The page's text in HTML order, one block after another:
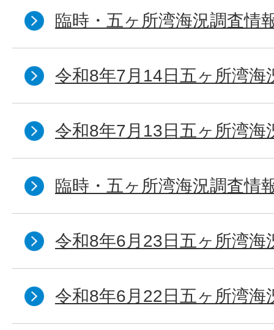
臨時・五ヶ所湾海況調査情
令和8年7月14日五ヶ所湾海
令和8年7月13日五ヶ所湾海
臨時・五ヶ所湾海況調査情
令和8年6月23日五ヶ所湾海
令和8年6月22日五ヶ所湾海